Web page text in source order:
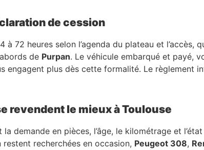
de cession
à 72 heures selon l’agenda du plateau et l’accès,
de Purpan. Le véhicule embarqué et payé,
engagent plus dès cette formalité. Le règlement
revendent le mieux à Toulouse
demande en pièces, l’âge, le kilométrage et
recherchées en occasion, Peugeot 308,